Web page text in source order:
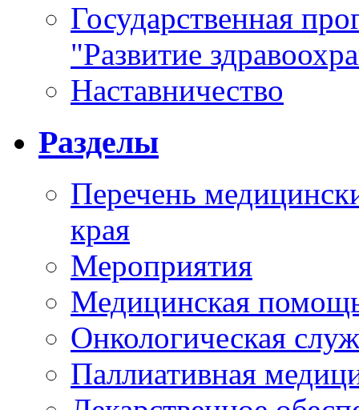
Государственная
"Развитие
Наставничество
Разделы
Перечень
края
Мероприятия
Медицинская
Онкологическая
Паллиативная